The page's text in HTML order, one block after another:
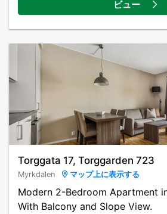
ビュー
Torggata 17, Torggarden 723
Myrkdalen マップ上に表示する
Modern 2-Bedroom Apartment
With Balcony and Slope View.